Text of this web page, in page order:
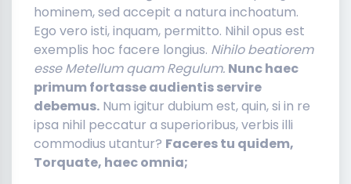
hominem, sed accepit a natura inchoatum.
Ego vero isti, inquam, permitto. Nihil opus est
exemplis hoc facere longius. Nihilo beatiorem
esse Metellum quam Regulum. Nunc haec
primum fortasse audientis servire
debemus. Num igitur dubium est, quin, si in re
ipsa nihil peccatur a superioribus, verbis illi
commodius utantur? Faceres tu quidem,
Torquate, haec omnia;